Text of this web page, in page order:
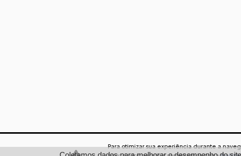
Desenvolvido pela DEALERSPACE ® Direitos Reservados.
Para otimizar sua experiência durante a